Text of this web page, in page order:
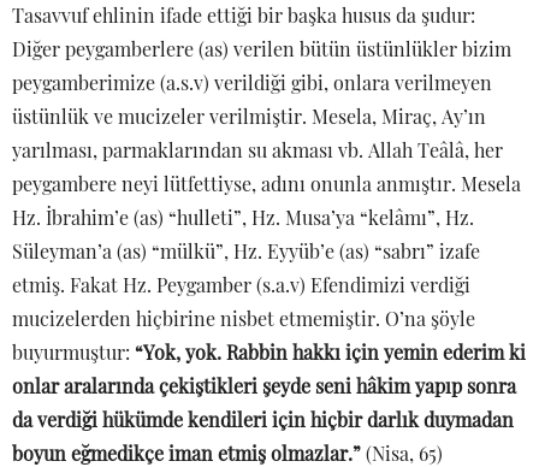
Tasavvuf ehlinin ifade ettiği bir başka husus da şudur:
Diğer peygamberlere (as) verilen bütün üstünlükler bizim
peygamberimize (a.s.v) verildiği gibi, onlara verilmeyen
üstünlük ve mucizeler verilmiştir. Mesela, Miraç, Ay’ın
yarılması, parmaklarından su akması vb. Allah Teâlâ, her
peygambere neyi lütfettiyse, adını onunla anmıştır. Mesela
Hz. İbrahim’e (as) “hulleti”, Hz. Musa’ya “kelâmı”, Hz.
Süleyman’a (as) “mülkü”, Hz. Eyyüb’e (as) “sabrı” izafe
etmiş. Fakat Hz. Peygamber (s.a.v) Efendimizi verdiği
mucizelerden hiçbirine nisbet etmemiştir. O’na şöyle
buyurmuştur: “Yok, yok. Rabbin hakkı için yemin ederim ki
onlar aralarında çekiştikleri şeyde seni hâkim yapıp sonra
da verdiği hükümde kendileri için hiçbir darlık duymadan
boyun eğmedikçe iman etmiş olmazlar.”(Nisa, 65)